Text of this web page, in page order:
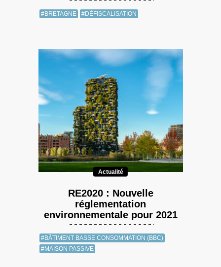
#BRETAGNE #DÉFISCALISATION
Actualité
RE2020 : Nouvelle
réglementation
environnementale pour 2021
#BÂTIMENT BASSE CONSOMMATION (BBC)
#MAISON PASSIVE